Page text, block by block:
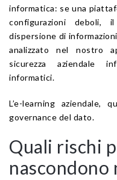
informatica: se una
configurazioni
dispersione di
analizzato nel nostro
sicurezza aziendale
informatici.
L’e-learning aziendale,
governance del dato.
Quali rischi